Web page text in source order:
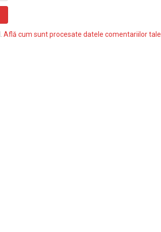
Află cum sunt procesate datele comentariilor tale